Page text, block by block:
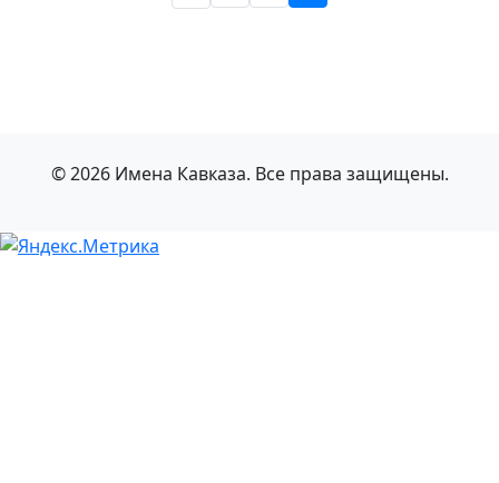
© 2026 Имена Кавказа. Все права защищены.